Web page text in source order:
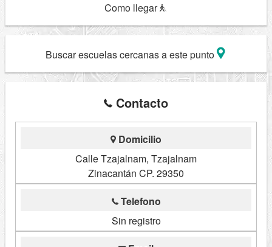
Como llegar
Buscar escuelas cercanas a este punto
Contacto
Domicilio
Calle Tzajalnam, Tzajalnam
Zinacantán CP. 29350
Telefono
Sin registro